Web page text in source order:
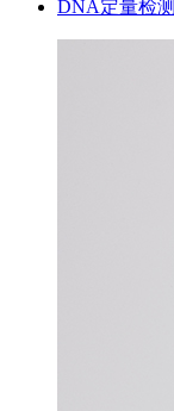
DNA定量检测